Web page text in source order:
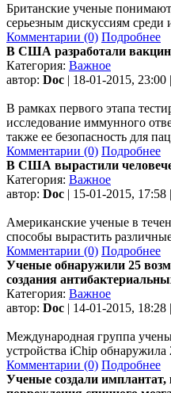
Британские ученые
серьезным дискуссиям среди
Комментарии (0) Подробнее
В США разработали
Категория: Важное
автор: Doc | 18-01-2015, 23:00
В рамках первого этапа
исследование иммунного
также ее безопасность для
Комментарии (0) Подробнее
В США вырастили
Категория: Важное
автор: Doc | 15-01-2015,
Американские ученые в
способы вырастить
Комментарии (0) Подробнее
Ученые обнаружили 25
создания
Категория: Важное
автор: Doc | 14-01-2015,
Международная группа
устройства iChip
Комментарии (0) Подробнее
Ученые создали